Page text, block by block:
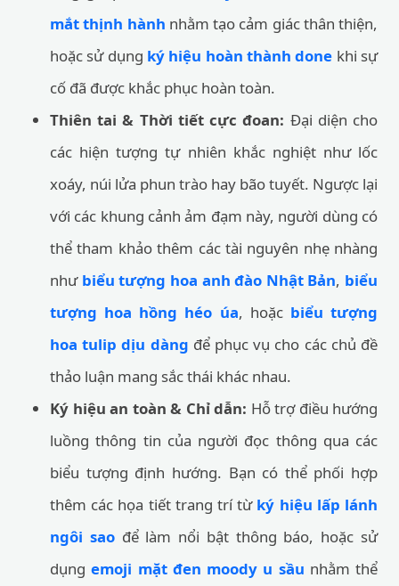
mắt thịnh hành nhằm tạo cảm giác thân thiện,
hoặc sử dụng ký hiệu hoàn thành done khi sự
cố đã được khắc phục hoàn toàn.
Thiên tai & Thời tiết cực đoan: Đại diện cho
các hiện tượng tự nhiên khắc nghiệt như lốc
xoáy, núi lửa phun trào hay bão tuyết. Ngược lại
với các khung cảnh ảm đạm này, người dùng có
thể tham khảo thêm các tài nguyên nhẹ nhàng
như biểu tượng hoa anh đào Nhật Bản, biểu
tượng hoa hồng héo úa, hoặc biểu tượng
hoa tulip dịu dàng để phục vụ cho các chủ đề
thảo luận mang sắc thái khác nhau.
Ký hiệu an toàn & Chỉ dẫn: Hỗ trợ điều hướng
luồng thông tin của người đọc thông qua các
biểu tượng định hướng. Bạn có thể phối hợp
thêm các họa tiết trang trí từ ký hiệu lấp lánh
ngôi saođể làm nổi bật thông báo, hoặc sử
dụngemoji mặt đen moody u sầu nhằm thể